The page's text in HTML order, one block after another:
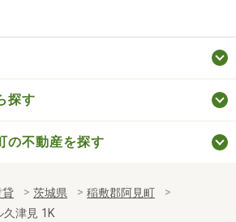
探す
の不動産を探す
貸 茨城県
稲敷郡阿見町
久津見 1K